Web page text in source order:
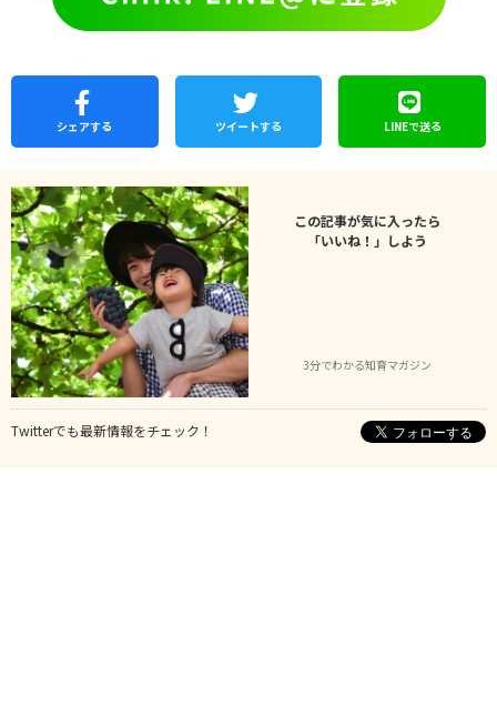
シェアする ツイートする LINEで送る
この記事が気に入ったら
「いいね！」しよう
3分でわかる知育マガジン
Twitterでも最新情報をチェック！